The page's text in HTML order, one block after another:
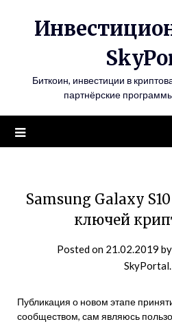
Биткоин, инвестиции в
партнёрские
Samsung Galaxy
ключей
Posted on 21.02.2019 by
Публикация о новом этапе
сообществом, сам являюсь